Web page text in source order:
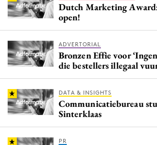
Dutch Marketing
open!
ADVERTORIAL
Bronzen Effie voor
die bestellers illegaal
DATA & INSIGHTS
Communicatiebureau
Sinterklaas
PR